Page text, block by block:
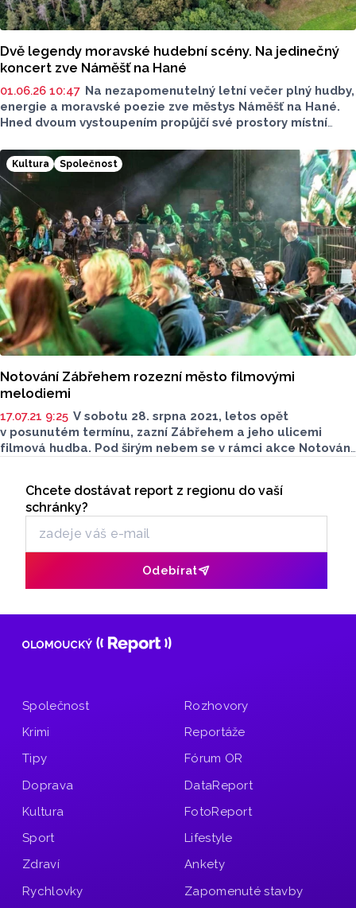
Dvě legendy moravské hudební scény. Na jedinečný
koncert zve Náměšť na Hané
01.06.26 10:47 Na nezapomenutelný letní večer plný hudby,
energie a moravské poezie zve městys Náměšť na Hané.
Hned dvoum vystoupením propůjčí své prostory místní
nebo na hudební skupinu Fleret. Na co dalšího akce láká?
Kultura Společnost
Notování Zábřehem rozezní město filmovými
melodiemi
17.07.21 9:25 V sobotu 28. srpna 2021, letos opět
v posunutém termínu, zazní Zábřehem a jeho ulicemi
filmová hudba. Pod širým nebem se v rámci akce Notování
zpěváci, sbory, videoprojekce ani světelná show a další
překvapení.
Odběr newsletteru
Chcete dostávat report z regionu do vaší
schránky?
Odebírat
Společnost
Krimi
Tipy
Doprava
Kultura
Sport
Zdraví
Rychlovky
Rozhovory
Reportáže
Fórum OR
DataReport
FotoReport
Lifestyle
Ankety
Zapomenuté stavby